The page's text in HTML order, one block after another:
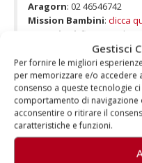
Gestisci
Per fornire le migliori
per memorizzare e/o accedere
consenso a queste tecnologie
comportamento di navigazione
acconsentire o ritirare il
caratteristiche e funzioni.
Aragorn: 02 46546742
Mission Bambini: clicca
Donazioni : fino 9
ogni SMS inviato al
personale Wind Tre, TIM,
e Tiscali. Il valore della
chiamata da rete fissa
PosteMobile e di 2 o 5
fissa TIM, Wind Tre,